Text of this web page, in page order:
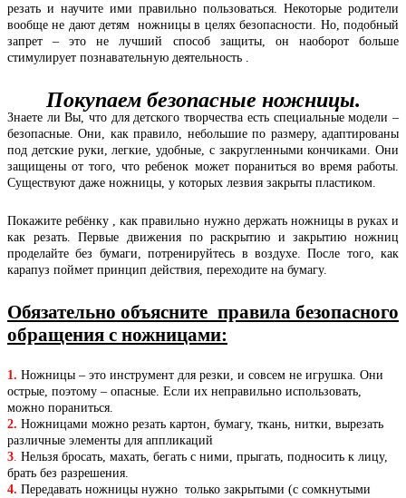
резать и научите ими правильно пользоваться. Некоторые родители
вообще не дают детям ножницы в целях безопасности. Но, подобный
запрет – это не лучший способ защиты, он наоборот больше
стимулирует познавательную деятельность .
Покупаем безопасные ножницы.
Знаете ли Вы, что для детского творчества есть специальные модели –
безопасные. Они, как правило, небольшие по размеру, адаптированы
под детские руки, легкие, удобные, с закругленными кончиками. Они
защищены от того, что ребенок может пораниться во время работы.
Существуют даже ножницы, у которых лезвия закрыты пластиком.
Покажите ребёнку , как правильно нужно держать ножницы в руках и
как резать. Первые движения по раскрытию и закрытию ножниц
проделайте без бумаги, потренируйтесь в воздухе. После того, как
карапуз поймет принцип действия, переходите на бумагу.
Обязательно объясните правила безопасного
обращения с ножницами:
1. Ножницы – это инструмент для резки, и совсем не игрушка. Они
острые, поэтому – опасные. Если их неправильно использовать,
можно пораниться.
2. Ножницами можно резать картон, бумагу, ткань, нитки, вырезать
различные элементы для аппликаций
3 Нельзя бросать, махать, бегать с ними, прыгать, подносить к лицу,
брать без разрешения.
4. Передавать ножницы нужно только закрытыми (с сомкнутыми